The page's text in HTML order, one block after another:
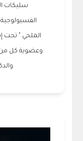
سليكات
الملحي " تحت
وعضوية كل من